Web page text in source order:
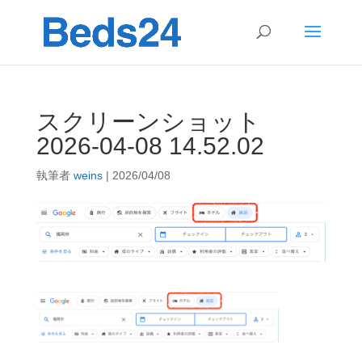
スクリーンショット
2026-04-08 14.52.02
執筆者 weins| 2026/04/08